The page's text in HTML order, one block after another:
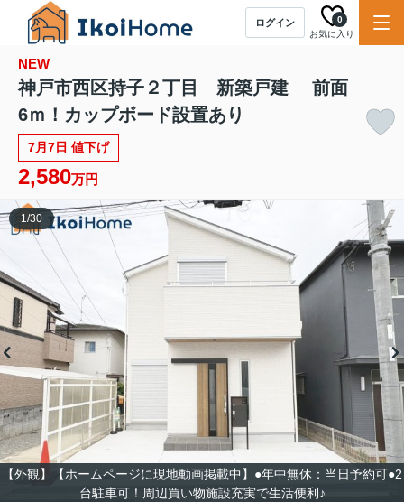
ログイン
お気に入り
0
NEW
神戸市西区持子２丁目 新築戸建 前面
6ｍ！カップボード設置あり
7月7日 値下げ
2,580万円
【外観】【ホームページに現地動画掲載中】●年中無休：当日予約可●2
台駐車可！周辺買い物施設充実で生活便利♪
1/30